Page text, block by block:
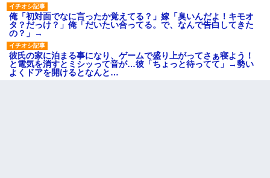
俺「初対面でなに言ったか覚えてる？」嫁「臭いんだよ！キモオ
タ？だっけ？」俺「だいたい合ってる。で、なんで告白してきた
の？」→
彼氏の家に泊まる事になり、ゲームで盛り上がってさぁ寝よう！
と電気を消すとミシッって音が…彼「ちょっと待ってて」→勢い
よくドアを開けるとなんと…